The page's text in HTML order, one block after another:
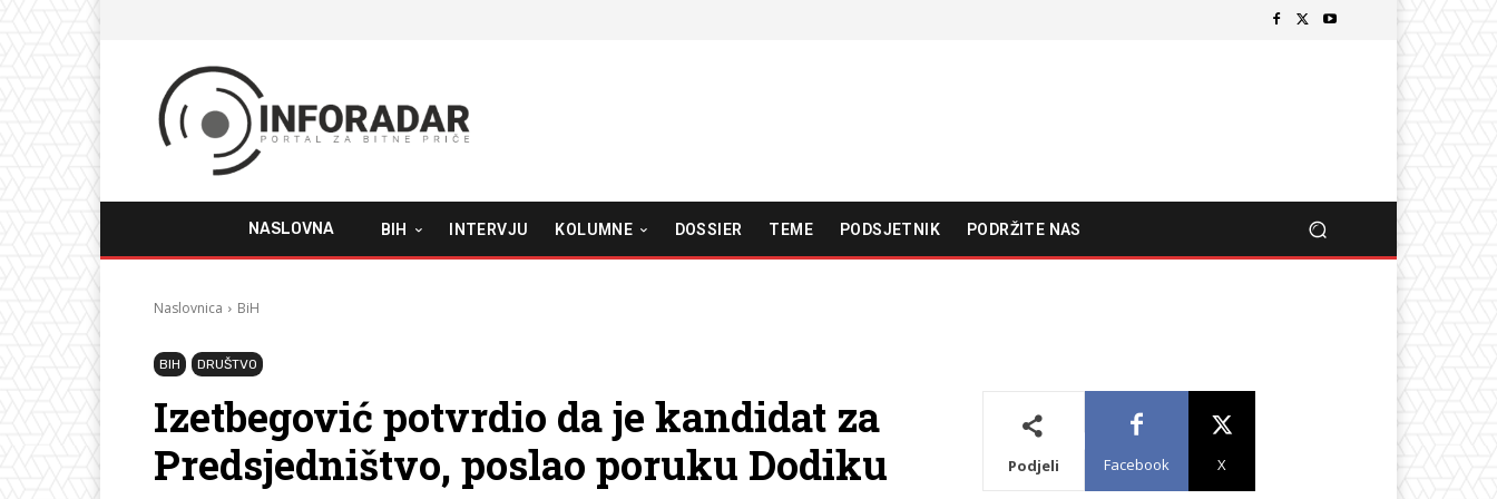
NASLOVNA BIH INTERVJU KOLUMNE DOSSIER TEME PODSJETNIK PODRŽITE NAS
Naslovnica BiH
BIH DRUŠTVO
Izetbegović potvrdio da je kandidat za
Predsjedništvo, poslao poruku Dodiku
Podjeli Facebook X